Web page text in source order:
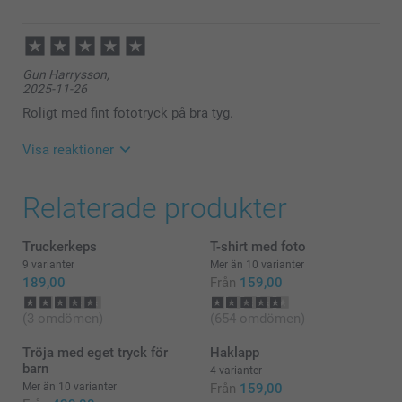
09:54
Hej
Stort tack för dina ⭐️⭐️⭐️⭐️⭐️ och omdöme, vi är glada
att du är nöjd med ditt förkläde😊
Jag önskar dig en fin dag!
Varma hälsningar,
Pernilla @smartphoto
Gun Harrysson,
2025-11-26
Roligt med fint fototryck på bra tyg.
Visa reaktioner
10:16
Tack för att du ger oss ⭐⭐⭐⭐⭐! Det glädjer oss att
du är nöjd med våra produkter och service.
Kirsi @smartphoto
Relaterade produkter
Truckerkeps
9 varianter
189,00
(3 omdömen)
T-shirt med foto
Mer än 10 varianter
Från 159,00
(654 omdömen)
Tröja med eget tryck för
barn
Mer än 10 varianter
Haklapp
4 varianter
Från 159,00